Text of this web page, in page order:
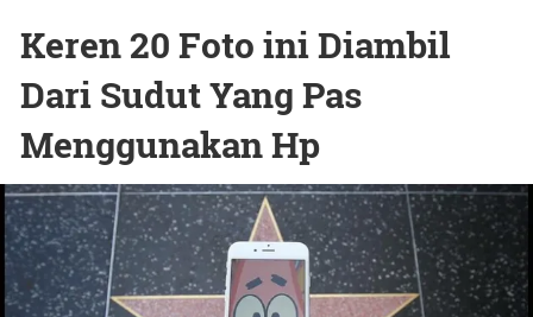
Keren 20 Foto ini Diambil
Dari Sudut Yang Pas
Menggunakan Hp